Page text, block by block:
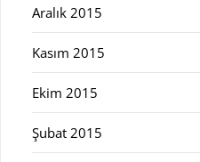
Aralık 2015
Kasım 2015
Ekim 2015
Şubat 2015